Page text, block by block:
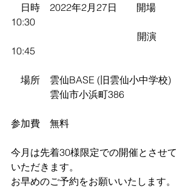
日時　2022年2月27日　　開場
10:30
開演
10:45
場所　雲仙BASE (旧雲仙小中学校)
雲仙市小浜町386
参加費　無料
今月は先着30様限定での開催とさせて
いただきます。
お早めのご予約をお願いいたします。